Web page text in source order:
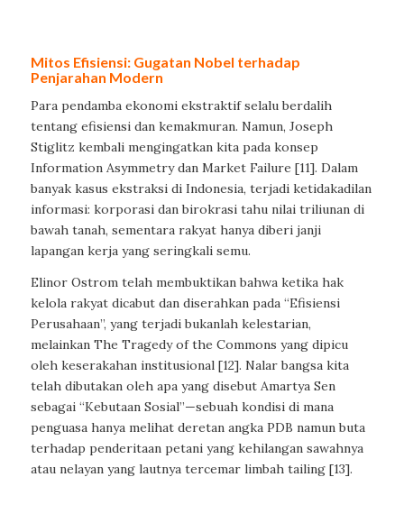
Mitos Efisiensi: Gugatan Nobel terhadap
Penjarahan Modern
Para pendamba ekonomi ekstraktif selalu berdalih
tentang efisiensi dan kemakmuran. Namun, Joseph
Stiglitz kembali mengingatkan kita pada konsep
Information Asymmetry dan Market Failure [11]. Dalam
banyak kasus ekstraksi di Indonesia, terjadi ketidakadilan
informasi: korporasi dan birokrasi tahu nilai triliunan di
bawah tanah, sementara rakyat hanya diberi janji
lapangan kerja yang seringkali semu.
Elinor Ostrom telah membuktikan bahwa ketika hak
kelola rakyat dicabut dan diserahkan pada “Efisiensi
Perusahaan”, yang terjadi bukanlah kelestarian,
melainkan The Tragedy of the Commons yang dipicu
oleh keserakahan institusional [12]. Nalar bangsa kita
telah dibutakan oleh apa yang disebut Amartya Sen
sebagai “Kebutaan Sosial”—sebuah kondisi di mana
penguasa hanya melihat deretan angka PDB namun buta
terhadap penderitaan petani yang kehilangan sawahnya
atau nelayan yang lautnya tercemar limbah tailing [13].